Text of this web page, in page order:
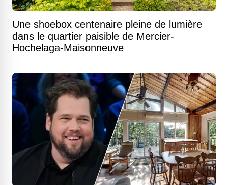
Une shoebox centenaire pleine de lumière
dans le quartier paisible de Mercier-
Hochelaga-Maisonneuve